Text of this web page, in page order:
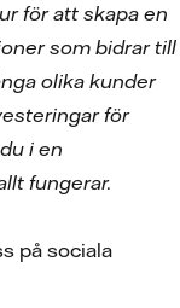
för att skapa en
som bidrar till
olika kunder
för
i en
fungerar.
på sociala